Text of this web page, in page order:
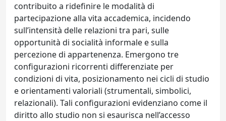
contribuito a ridefinire le modalità di
partecipazione alla vita accademica, incidendo
sull’intensità delle relazioni tra pari, sulle
opportunità di socialità informale e sulla
percezione di appartenenza. Emergono tre
configurazioni ricorrenti differenziate per
condizioni di vita, posizionamento nei cicli di studio
e orientamenti valoriali (strumentali, simbolici,
relazionali). Tali configurazioni evidenziano come il
diritto allo studio non si esaurisca nell’accesso